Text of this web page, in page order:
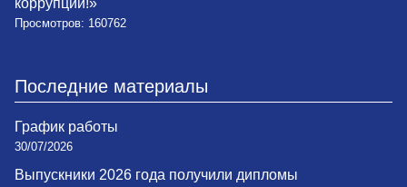
коррупции!»
Просмотров: 160762
Последние материалы
График работы
30/07/2026
Выпускники 2026 года получили дипломы